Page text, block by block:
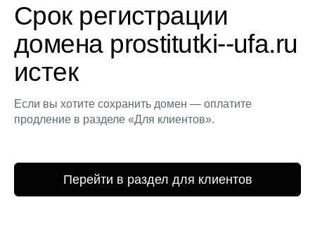
Срок регистрации
домена prostitutki--ufa.ru
истек
Если вы хотите сохранить домен — оплатите
продление в разделе «Для клиентов».
Перейти в раздел для клиентов